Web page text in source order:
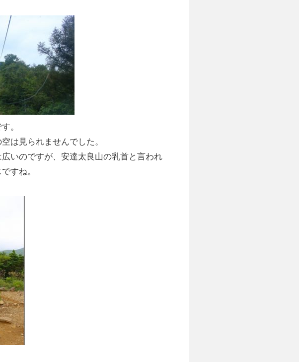
。
は見られませんでした。
いのですが、安達太良山の乳首と言われ
すね。